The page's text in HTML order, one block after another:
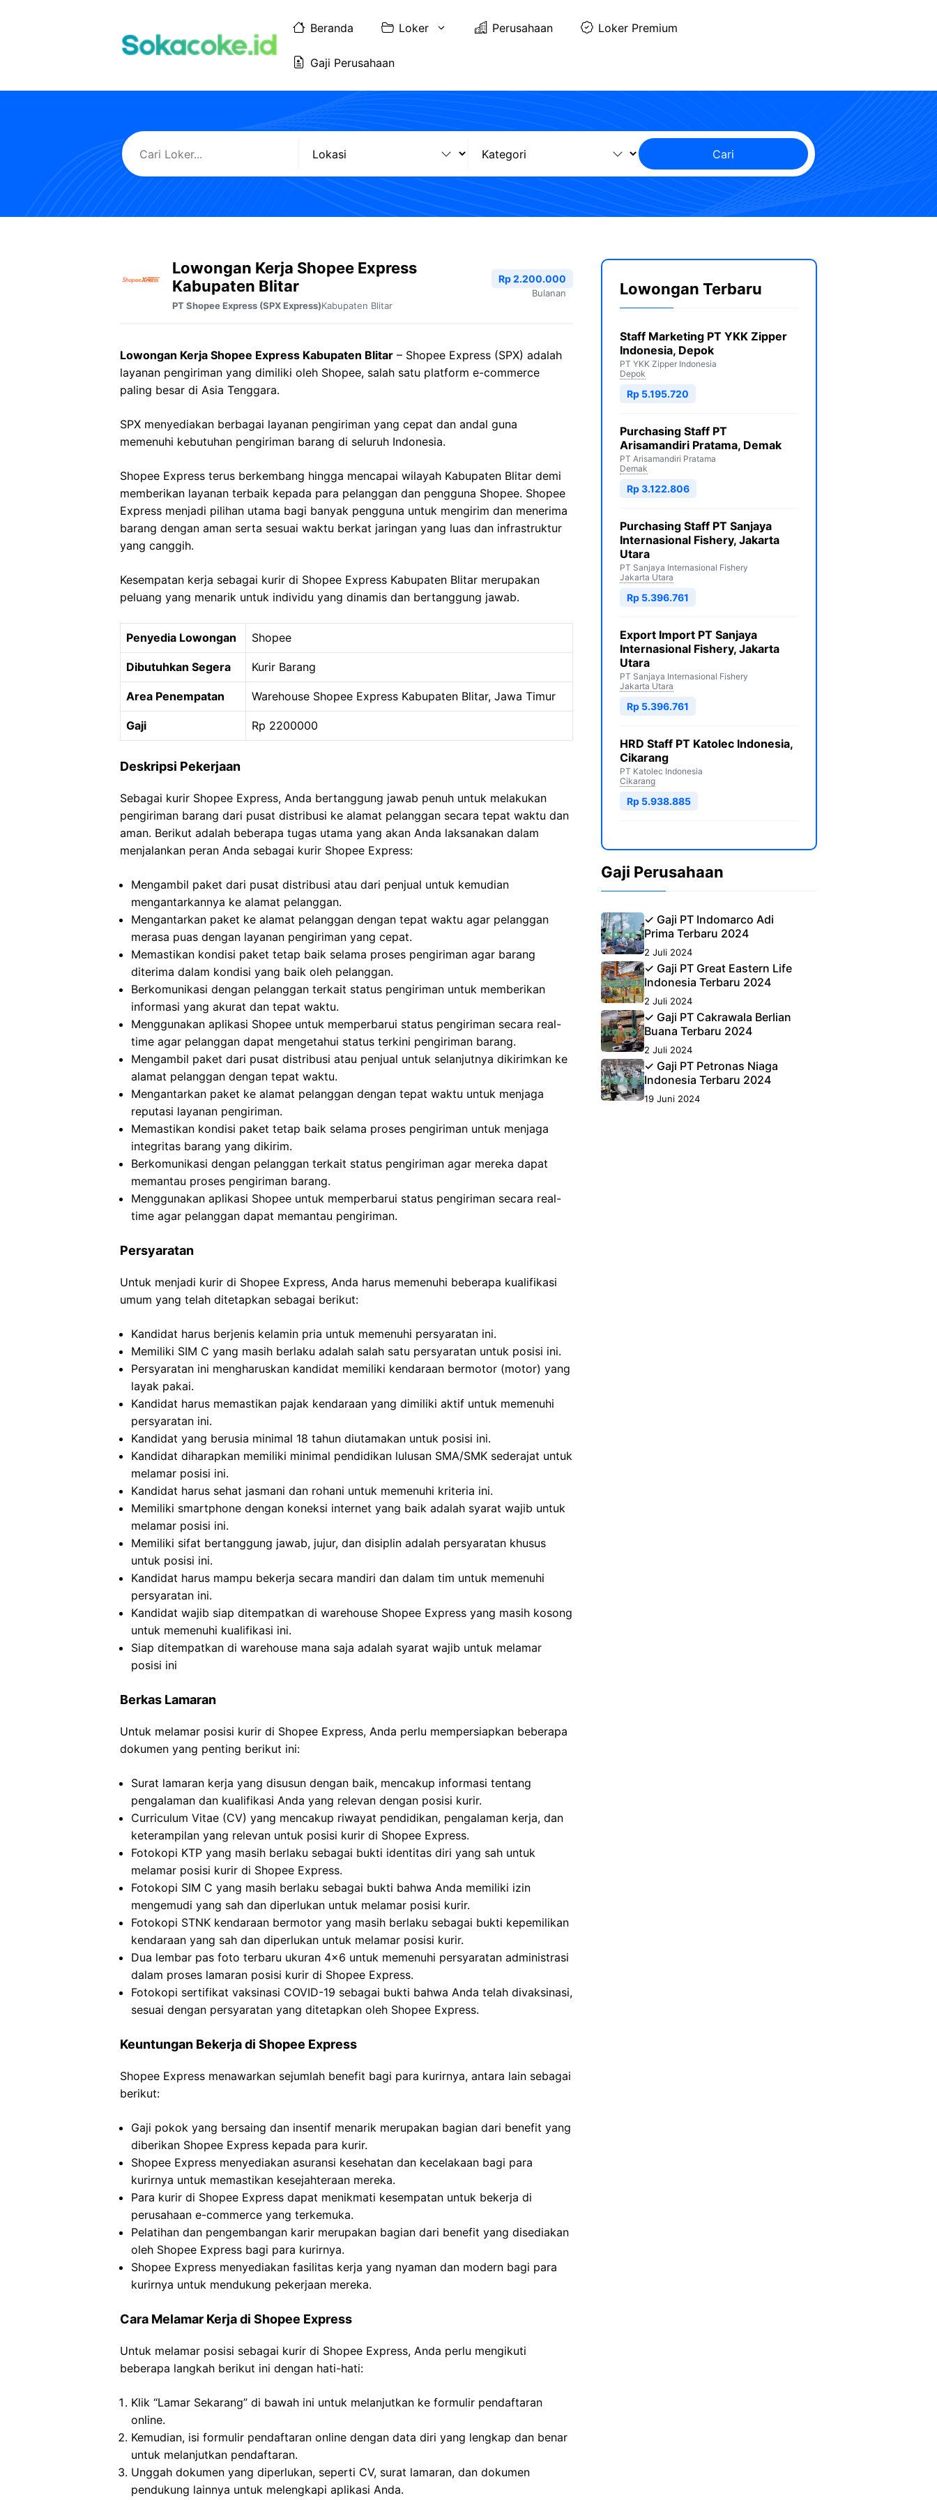
Beranda Loker Perusahaan Loker Premium
Gaji Perusahaan
Cari
Lowongan Kerja Shopee Express
Kabupaten Blitar
PT Shopee Express (SPX Express)Kabupaten Blitar
Rp 2.200.000
Bulanan
Lowongan Kerja Shopee Express Kabupaten Blitar – Shopee Express (SPX) adalah
layanan pengiriman yang dimiliki oleh Shopee, salah satu platform e-commerce
paling besar di Asia Tenggara.
SPX menyediakan berbagai layanan pengiriman yang cepat dan andal guna
memenuhi kebutuhan pengiriman barang di seluruh Indonesia.
Shopee Express terus berkembang hingga mencapai wilayah Kabupaten Blitar demi
memberikan layanan terbaik kepada para pelanggan dan pengguna Shopee. Shopee
Express menjadi pilihan utama bagi banyak pengguna untuk mengirim dan menerima
barang dengan aman serta sesuai waktu berkat jaringan yang luas dan infrastruktur
yang canggih.
Kesempatan kerja sebagai kurir di Shopee Express Kabupaten Blitar merupakan
peluang yang menarik untuk individu yang dinamis dan bertanggung jawab.
Penyedia Lowongan Shopee
Dibutuhkan Segera Kurir Barang
Area Penempatan Warehouse Shopee Express Kabupaten Blitar, Jawa Timur
Gaji Rp 2200000
Deskripsi Pekerjaan
Sebagai kurir Shopee Express, Anda bertanggung jawab penuh untuk melakukan
pengiriman barang dari pusat distribusi ke alamat pelanggan secara tepat waktu dan
aman. Berikut adalah beberapa tugas utama yang akan Anda laksanakan dalam
menjalankan peran Anda sebagai kurir Shopee Express:
Mengambil paket dari pusat distribusi atau dari penjual untuk kemudian
mengantarkannya ke alamat pelanggan.
Mengantarkan paket ke alamat pelanggan dengan tepat waktu agar pelanggan
merasa puas dengan layanan pengiriman yang cepat.
Memastikan kondisi paket tetap baik selama proses pengiriman agar barang
diterima dalam kondisi yang baik oleh pelanggan.
Berkomunikasi dengan pelanggan terkait status pengiriman untuk memberikan
informasi yang akurat dan tepat waktu.
Menggunakan aplikasi Shopee untuk memperbarui status pengiriman secara real-
time agar pelanggan dapat mengetahui status terkini pengiriman barang.
Mengambil paket dari pusat distribusi atau penjual untuk selanjutnya dikirimkan ke
alamat pelanggan dengan tepat waktu.
Mengantarkan paket ke alamat pelanggan dengan tepat waktu untuk menjaga
reputasi layanan pengiriman.
Memastikan kondisi paket tetap baik selama proses pengiriman untuk menjaga
integritas barang yang dikirim.
Berkomunikasi dengan pelanggan terkait status pengiriman agar mereka dapat
memantau proses pengiriman barang.
Menggunakan aplikasi Shopee untuk memperbarui status pengiriman secara real-
time agar pelanggan dapat memantau pengiriman.
Persyaratan
Untuk menjadi kurir di Shopee Express, Anda harus memenuhi beberapa kualifikasi
umum yang telah ditetapkan sebagai berikut:
Kandidat harus berjenis kelamin pria untuk memenuhi persyaratan ini.
Memiliki SIM C yang masih berlaku adalah salah satu persyaratan untuk posisi ini.
Persyaratan ini mengharuskan kandidat memiliki kendaraan bermotor (motor) yang
layak pakai.
Kandidat harus memastikan pajak kendaraan yang dimiliki aktif untuk memenuhi
persyaratan ini.
Kandidat yang berusia minimal 18 tahun diutamakan untuk posisi ini.
Kandidat diharapkan memiliki minimal pendidikan lulusan SMA/SMK sederajat untuk
melamar posisi ini.
Kandidat harus sehat jasmani dan rohani untuk memenuhi kriteria ini.
Memiliki smartphone dengan koneksi internet yang baik adalah syarat wajib untuk
melamar posisi ini.
Memiliki sifat bertanggung jawab, jujur, dan disiplin adalah persyaratan khusus
untuk posisi ini.
Kandidat harus mampu bekerja secara mandiri dan dalam tim untuk memenuhi
persyaratan ini.
Kandidat wajib siap ditempatkan di warehouse Shopee Express yang masih kosong
untuk memenuhi kualifikasi ini.
Siap ditempatkan di warehouse mana saja adalah syarat wajib untuk melamar
posisi ini
Berkas Lamaran
Untuk melamar posisi kurir di Shopee Express, Anda perlu mempersiapkan beberapa
dokumen yang penting berikut ini:
Surat lamaran kerja yang disusun dengan baik, mencakup informasi tentang
pengalaman dan kualifikasi Anda yang relevan dengan posisi kurir.
Curriculum Vitae (CV) yang mencakup riwayat pendidikan, pengalaman kerja, dan
keterampilan yang relevan untuk posisi kurir di Shopee Express.
Fotokopi KTP yang masih berlaku sebagai bukti identitas diri yang sah untuk
melamar posisi kurir di Shopee Express.
Fotokopi SIM C yang masih berlaku sebagai bukti bahwa Anda memiliki izin
mengemudi yang sah dan diperlukan untuk melamar posisi kurir.
Fotokopi STNK kendaraan bermotor yang masih berlaku sebagai bukti kepemilikan
kendaraan yang sah dan diperlukan untuk melamar posisi kurir.
Dua lembar pas foto terbaru ukuran 4×6 untuk memenuhi persyaratan administrasi
dalam proses lamaran posisi kurir di Shopee Express.
Fotokopi sertifikat vaksinasi COVID-19 sebagai bukti bahwa Anda telah divaksinasi,
sesuai dengan persyaratan yang ditetapkan oleh Shopee Express.
Keuntungan Bekerja di Shopee Express
Shopee Express menawarkan sejumlah benefit bagi para kurirnya, antara lain sebagai
berikut:
Gaji pokok yang bersaing dan insentif menarik merupakan bagian dari benefit yang
diberikan Shopee Express kepada para kurir.
Shopee Express menyediakan asuransi kesehatan dan kecelakaan bagi para
kurirnya untuk memastikan kesejahteraan mereka.
Para kurir di Shopee Express dapat menikmati kesempatan untuk bekerja di
perusahaan e-commerce yang terkemuka.
Pelatihan dan pengembangan karir merupakan bagian dari benefit yang disediakan
oleh Shopee Express bagi para kurirnya.
Shopee Express menyediakan fasilitas kerja yang nyaman dan modern bagi para
kurirnya untuk mendukung pekerjaan mereka.
Cara Melamar Kerja di Shopee Express
Untuk melamar posisi sebagai kurir di Shopee Express, Anda perlu mengikuti
beberapa langkah berikut ini dengan hati-hati:
Klik “Lamar Sekarang” di bawah ini untuk melanjutkan ke formulir pendaftaran
online.
Kemudian, isi formulir pendaftaran online dengan data diri yang lengkap dan benar
untuk melanjutkan pendaftaran.
Unggah dokumen yang diperlukan, seperti CV, surat lamaran, dan dokumen
pendukung lainnya untuk melengkapi aplikasi Anda.
Lowongan Terbaru
Staff Marketing PT YKK Zipper
Indonesia, Depok
PT YKK Zipper Indonesia
Depok
Rp 5.195.720
Purchasing Staff PT
Arisamandiri Pratama, Demak
PT Arisamandiri Pratama
Demak
Rp 3.122.806
Purchasing Staff PT Sanjaya
Internasional Fishery, Jakarta
Utara
PT Sanjaya Internasional Fishery
Jakarta Utara
Rp 5.396.761
Export Import PT Sanjaya
Internasional Fishery, Jakarta
Utara
PT Sanjaya Internasional Fishery
Jakarta Utara
Rp 5.396.761
HRD Staff PT Katolec Indonesia,
Cikarang
PT Katolec Indonesia
Cikarang
Rp 5.938.885
Gaji Perusahaan
✓ Gaji PT Indomarco Adi
Prima Terbaru 2024
2 Juli 2024
✓ Gaji PT Great Eastern Life
Indonesia Terbaru 2024
2 Juli 2024
✓ Gaji PT Cakrawala Berlian
Buana Terbaru 2024
2 Juli 2024
✓ Gaji PT Petronas Niaga
Indonesia Terbaru 2024
19 Juni 2024